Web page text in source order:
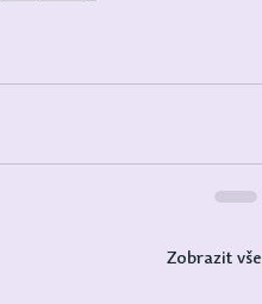
Zobrazit vše